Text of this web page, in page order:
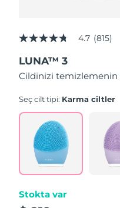
4.7
of
5
stars,
rating
Read
Reviews.
Same
page
link.
4.7 (815)
LUNA™ 3
Cildinizi temizlemenin
Seç cilt tipi: Karma ciltler
Stokta var